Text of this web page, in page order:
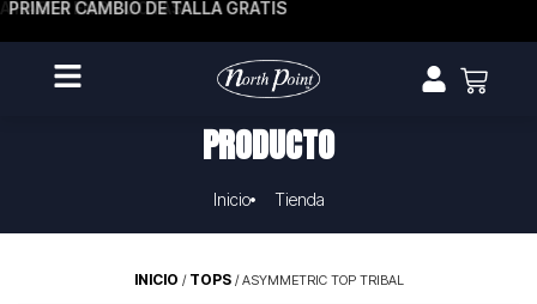
HASTA EN 3 CUOTAS
PRIMER CAMBIO DE TALLA GRATIS
PRODUCTO
Inicio Tienda
INICIO / TOPS/ ASYMMETRIC TOP TRIBAL